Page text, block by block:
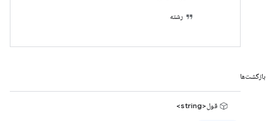
رشته
بازگشت‌ها
قول<string>